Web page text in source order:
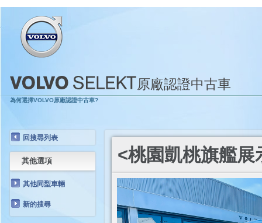
原廠認證中古車
為何選擇VOLVO原廠認證中古車?
回搜尋列表
其他選項
其他同型車輛
新的搜尋
<桃園凱桃旗艦